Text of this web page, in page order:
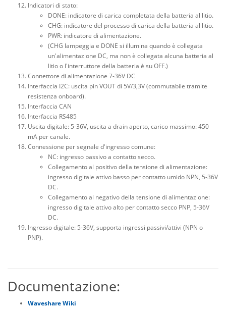
Indicatori di stato:
DONE: indicatore di carica completata della batteria al litio.
CHG: indicatore del processo di carica della batteria al litio.
PWR: indicatore di alimentazione.
(CHG lampeggia e DONE si illumina quando è collegata
un'alimentazione DC, ma non è collegata alcuna batteria al
litio o l'interruttore della batteria è su OFF.)
Connettore di alimentazione 7-36V DC
Interfaccia I2C: uscita pin VOUT di 5V/3,3V (commutabile tramite
resistenza onboard).
Interfaccia CAN
Interfaccia RS485
Uscita digitale: 5-36V, uscita a drain aperto, carico massimo: 450
mA per canale.
Connessione per segnale d'ingresso comune:
NC: ingresso passivo a contatto secco.
Collegamento al positivo della tensione di alimentazione:
ingresso digitale attivo basso per contatto umido NPN, 5-36V
DC.
Collegamento al negativo della tensione di alimentazione:
ingresso digitale attivo alto per contatto secco PNP, 5-36V
DC.
Ingresso digitale: 5-36V, supporta ingressi passivi/attivi (NPN o
PNP).
Documentazione:
Waveshare Wiki